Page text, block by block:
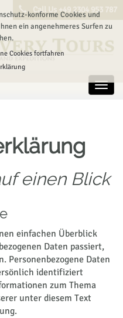
Call Us +49 2304 953 787
einen Blick
einfachen Überblick
Daten passiert,
Personenbezogene Daten
identifiziert
zum Thema
unter diesem Text
konforme Cookies und
ein angenehmeres Surfen zu
Cookies fortfahren